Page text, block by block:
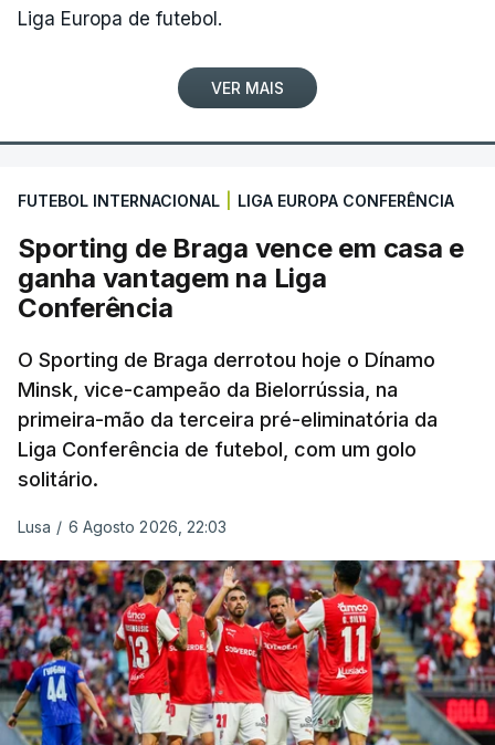
Liga Europa de futebol.
VER MAIS
FUTEBOL INTERNACIONAL LIGA EUROPA CONFERÊNCIA
Sporting de Braga vence em casa e
ganha vantagem na Liga
Conferência
O Sporting de Braga derrotou hoje o Dínamo
Minsk, vice-campeão da Bielorrússia, na
primeira-mão da terceira pré-eliminatória da
Liga Conferência de futebol, com um golo
solitário.
Lusa / 6 Agosto 2026, 22:03